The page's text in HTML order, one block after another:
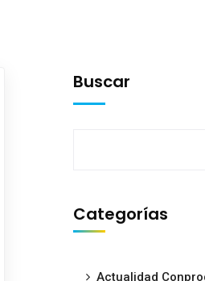
Buscar
Categorías
Actualidad